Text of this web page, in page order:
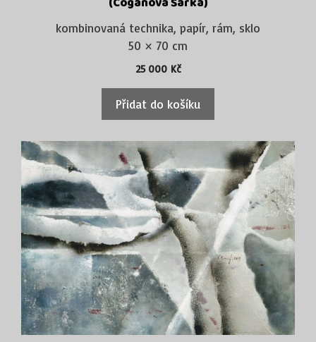
kombinovaná technika, papír, rám, sklo
50 × 70 cm
25 000 Kč
Přidat do košíku